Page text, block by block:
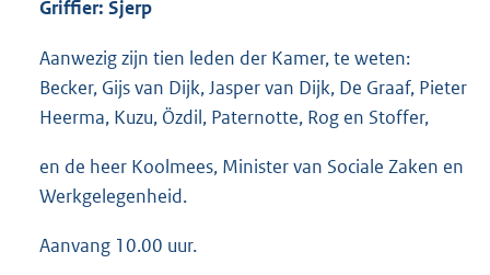
Griffier: Sjerp
Aanwezig zijn tien leden der Kamer, te weten:
Becker, Gijs van Dijk, Jasper van Dijk, De Graaf, Pieter
Heerma, Kuzu, Özdil, Paternotte, Rog en Stoffer,
en de heer Koolmees, Minister van Sociale Zaken en
Werkgelegenheid.
Aanvang 10.00 uur.